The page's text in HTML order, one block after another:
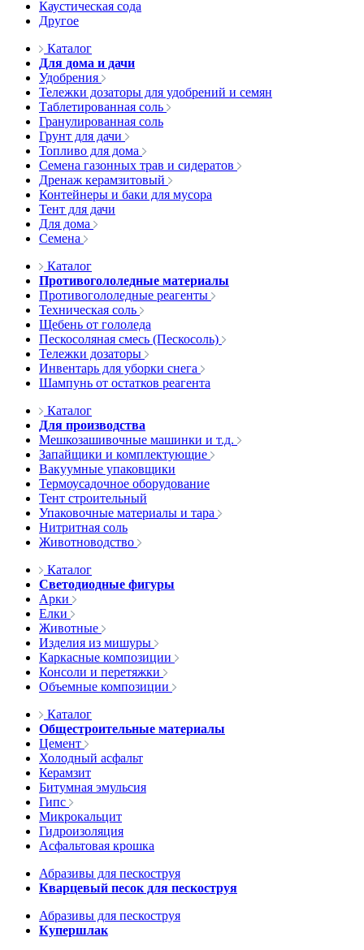
Каустическая сода
Другое
Каталог
Для дома и дачи
Удобрения
Тележки дозаторы для удобрений и семян
Таблетированная соль
Гранулированная соль
Грунт для дачи
Топливо для дома
Семена газонных трав и сидератов
Дренаж керамзитовый
Контейнеры и баки для мусора
Тент для дачи
Для дома
Семена
Каталог
Противогололедные материалы
Противогололедные реагенты
Техническая соль
Щебень от гололеда
Пескосоляная смесь (Пескосоль)
Тележки дозаторы
Инвентарь для уборки снега
Шампунь от остатков реагента
Каталог
Для производства
Мешкозашивочные машинки и т.д.
Запайщики и комплектующие
Вакуумные упаковщики
Термоусадочное оборудование
Тент строительный
Упаковочные материалы и тара
Нитритная соль
Животноводство
Каталог
Светодиодные фигуры
Арки
Елки
Животные
Изделия из мишуры
Каркасные композиции
Консоли и перетяжки
Объемные композиции
Каталог
Общестроительные материалы
Цемент
Холодный асфальт
Керамзит
Битумная эмульсия
Гипс
Микрокальцит
Гидроизоляция
Асфальтовая крошка
Абразивы для пескоструя
Кварцевый песок для пескоструя
Абразивы для пескоструя
Купершлак